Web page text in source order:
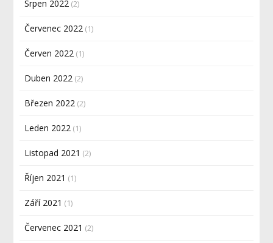
Srpen 2022 (2)
Červenec 2022 (1)
Červen 2022 (1)
Duben 2022 (2)
Březen 2022 (2)
Leden 2022 (1)
Listopad 2021 (2)
Říjen 2021 (1)
Září 2021 (1)
Červenec 2021 (2)